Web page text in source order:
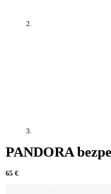
PANDORA
65 €